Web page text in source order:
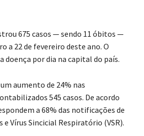
675 casos — sendo 11 óbitos —
a 22 de fevereiro deste ano. O
doença por dia na capital do país.
aumento de 24% nas
545 casos. De acordo
a 68% das notificações de
Vírus Sincicial Respiratório (VSR).